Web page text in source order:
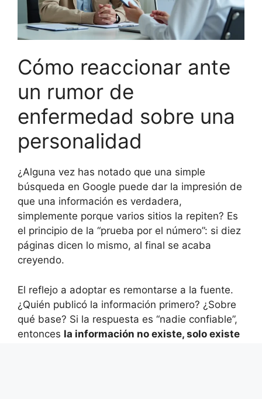
Cómo reaccionar ante
un rumor de
enfermedad sobre una
personalidad
¿Alguna vez has notado que una simple
búsqueda en Google puede dar la impresión de
que una información es verdadera,
simplemente porque varios sitios la repiten? Es
el principio de la “prueba por el número”: si diez
páginas dicen lo mismo, al final se acaba
creyendo.
El reflejo a adoptar es remontarse a la fuente.
¿Quién publicó la información primero? ¿Sobre
qué base? Si la respuesta es “nadie confiable”,
entonces la información no existe, solo existe